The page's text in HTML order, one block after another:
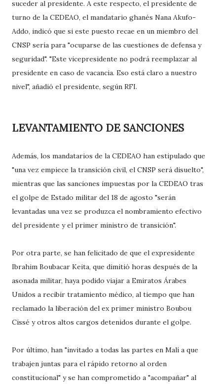
suceder al presidente. A este respecto, el presidente de
turno de la CEDEAO, el mandatario ghanés Nana Akufo-
Addo, indicó que si este puesto recae en un miembro del
CNSP sería para "ocuparse de las cuestiones de defensa y
seguridad". "Este vicepresidente no podrá reemplazar al
presidente en caso de vacancia. Eso está claro a nuestro
nivel", añadió el presidente, según RFI.
LEVANTAMIENTO DE SANCIONES
Además, los mandatarios de la CEDEAO han estipulado que
"una vez empiece la transición civil, el CNSP será disuelto",
mientras que las sanciones impuestas por la CEDEAO tras
el golpe de Estado militar del 18 de agosto "serán
levantadas una vez se produzca el nombramiento efectivo
del presidente y el primer ministro de transición".
Por otra parte, se han felicitado de que el expresidente
Ibrahim Boubacar Keita, que dimitió horas después de la
asonada militar, haya podido viajar a Emiratos Árabes
Unidos a recibir tratamiento médico, al tiempo que han
reclamado la liberación del ex primer ministro Boubou
Cissé y otros altos cargos detenidos durante el golpe.
Por último, han "invitado a todas las partes en Malí a que
trabajen juntas para el rápido retorno al orden
constitucional" y se han comprometido a "acompañar" al